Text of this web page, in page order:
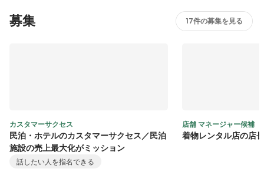
募集 17件の募集を見る
カスタマーサクセス
民泊・ホテルのカスタマーサクセス／民泊
施設の売上最大化がミッション
話したい人を指名できる
店舗 マネージャー候補
着物レンタル店の店